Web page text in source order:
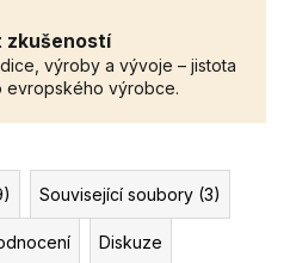
zkušeností
výroby a vývoje – jistota
evropského výrobce.
Související soubory (3)
Diskuze